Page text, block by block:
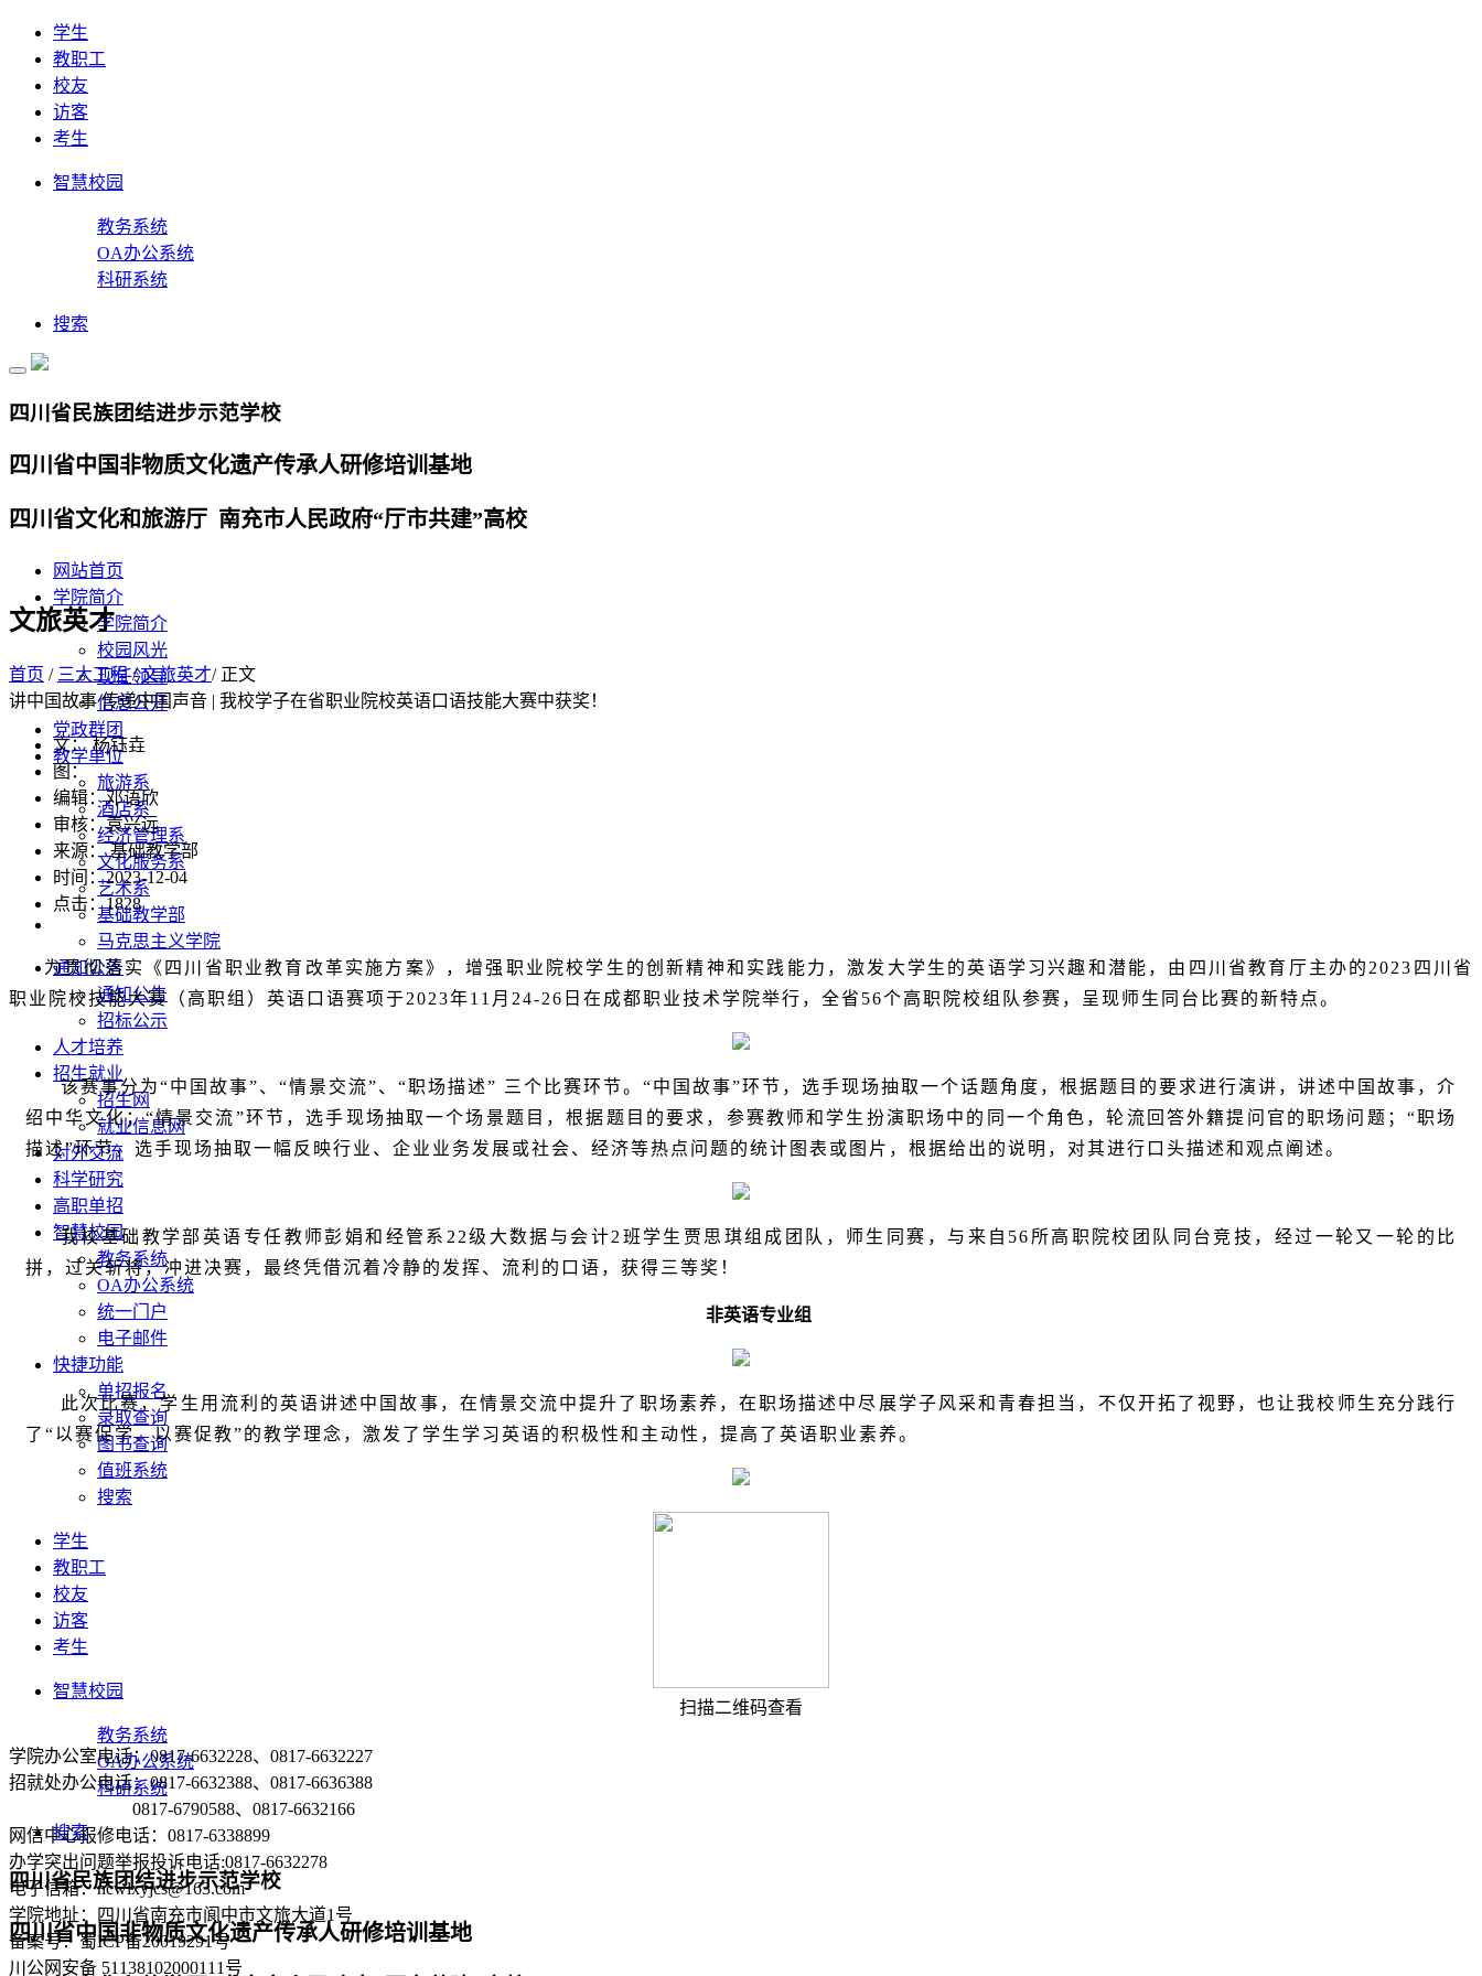
学生
教职工
校友
访客
考生
智慧校园
教务系统
OA办公系统
科研系统
搜索
四川省民族团结进步示范学校
四川省中国非物质文化遗产传承人研修培训基地
四川省文化和旅游厅 南充市人民政府“厅市共建”高校
网站首页
学院简介
学院简介
校园风光
现任领导
信息公开
党政群团
教学单位
旅游系
酒店系
经济管理系
文化服务系
艺术系
基础教学部
马克思主义学院
通知公告
通知公告
招标公示
人才培养
招生就业
招生网
就业信息网
对外交流
科学研究
高职单招
智慧校园
教务系统
OA办公系统
统一门户
电子邮件
快捷功能
单招报名
录取查询
图书查询
值班系统
搜索
学生
教职工
校友
访客
考生
智慧校园
教务系统
OA办公系统
科研系统
搜索
四川省民族团结进步示范学校
四川省中国非物质文化遗产传承人研修培训基地
文旅英才
首页 / 三大工程/文旅英才/ 正文
讲中国故事 传递中国声音 | 我校学子在省职业院校英语口语技能大赛中获奖！
文： 杨钰垚
图：
编辑：邓语欣
审核：袁兴远
来源： 基础教学部
时间：2023-12-04
点击：1828
为贯彻落实《四川省职业教育改革实施方案》，增强职业院校学生的创新精神和实践能力，激发大学生的英语学习兴趣和潜能，由四川省教育厅主办的 2023 四川省
职业院校技能大赛（高职组）英语口语赛项于2023年11 月 24-26 日在成都职业技术学院举行，全省 56个高职院校组队参赛，呈现师生同台比赛的新特点。
该赛事分为“中国故事”、“情景交流”、“职场描述” 三个比赛环节。“中国故事”环节，选手现场抽取一个话题角度，根据题目的要求进行演讲，讲述中国故事，介
绍中华文化；“情景交流”环节，选手现场抽取一个场景题目，根据题目的要求，参赛教师和学生扮演职场中的同一个角色，轮流回答外籍提问官的职场问题； “职场
描述”环节，选手现场抽取一幅反映行业、企业业务发展或社会、经济等热点问题的统计图表或图片，根据给出的说明，对其进行口头描述和观点阐述。
我校基础教学部英语专任教师彭娟和经管系 22级大数据与会计2 班学生贾思琪组成团队，师生同赛，与来自 56 所高职院校团队同台竞技，经过一轮又一轮的比
拼，过关斩将，冲进决赛，最终凭借沉着冷静的发挥、流利的口语，获得三等奖！
非英语专业组
此次比赛，学生用流利的英语讲述中国故事，在情景交流中提升了职场素养，在职场描述中尽展学子风采和青春担当，不仅开拓了视野，也让我校师生充分践行
了“以赛促学、以赛促教”的教学理念，激发了学生学习英语的积极性和主动性，提高了英语职业素养。
扫描二维码查看
学院办公室电话：0817-6632228、0817-6632227
招就处办公电话：0817-6632388、0817-6636388
0817-6790588、0817-6632166
网信中心报修电话：0817-6338899
办学突出问题举报投诉电话:0817-6632278
电子信箱：ncwlxyjcs@163.com
学院地址：四川省南充市阆中市文旅大道1号
备案号：蜀ICP备20019291号
川公网安备 51138102000111号